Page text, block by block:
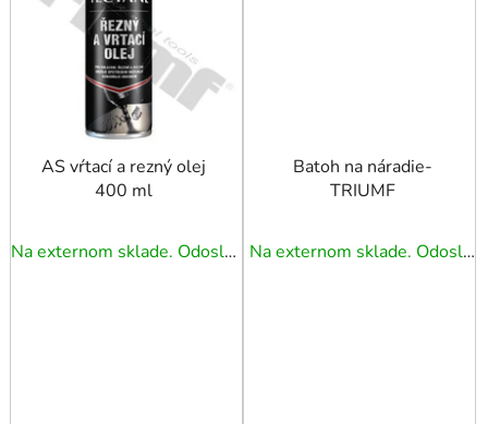
AS vŕtací a rezný olej
400 ml
Na externom sklade. Odoslanie 3 - 5 prac. dní.
Batoh na náradie-
TRIUMF
Na externom sklade. Odoslanie 3 - 5 prac. dní.